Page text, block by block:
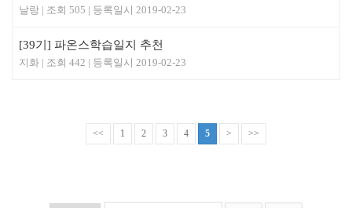
날랑 505 2019-02-23
[39기] 파온스학습일지 추천
지화 442 2019-02-23
<< 1 2 3 4 5 > >>